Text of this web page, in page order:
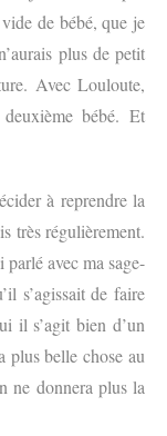
de bébé, que je
plus de petit
Avec Louloute,
bébé. Et
à reprendre la
très régulièrement.
parlé avec ma sage-
s’agissait de faire
il s’agit bien d’un
plus belle chose au
ne donnera plus la